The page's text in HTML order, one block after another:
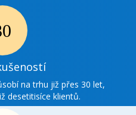
Ikonka
zkušenosti
na trhu již přes 30 let,
desetitisíce klientů.